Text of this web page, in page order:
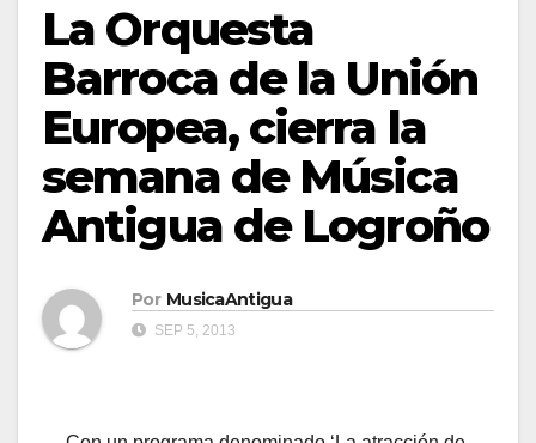
La Orquesta
Barroca de la Unión
Europea, cierra la
semana de Música
Antigua de Logroño
Por MusicaAntigua
SEP 5, 2013